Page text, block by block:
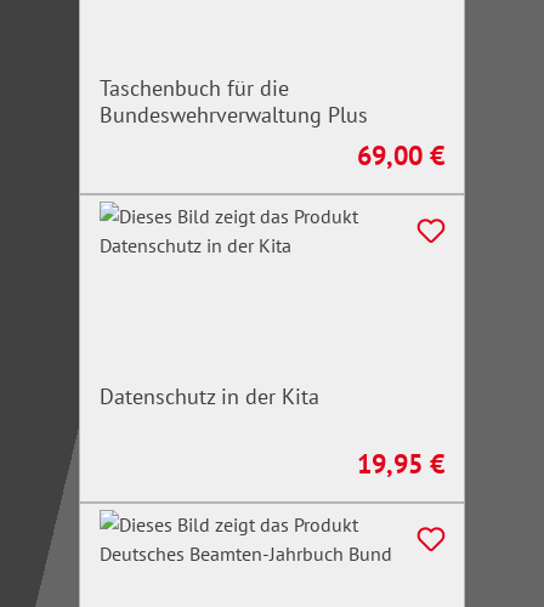
Taschenbuch für die
Bundeswehrverwaltung Plus
Regulärer Preis:
69,00 €
Datenschutz in der Kita
Regulärer Preis:
19,95 €